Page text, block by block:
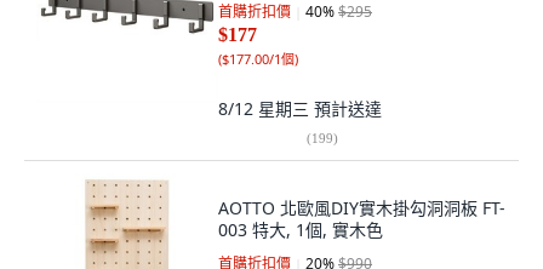
首購折扣價 40%$295
$177
($177.00/1個)
8/12 星期三 預計送達
(199)
AOTTO 北歐風DIY實木掛勾洞洞板 FT-
003 特大, 1個, 實木色
首購折扣價 20%$990